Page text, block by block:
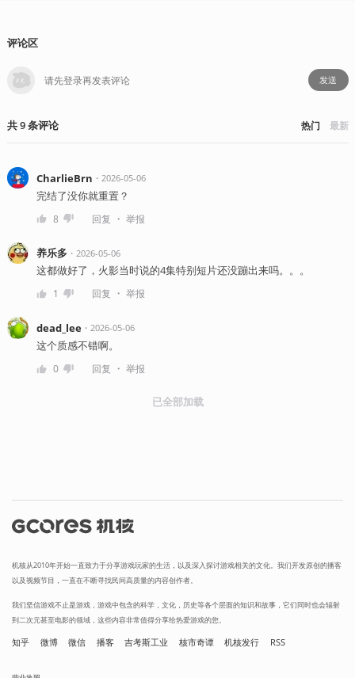
评论区
发送
共9条评论 热门 最新
CharlieBrn ・ 2026-05-06
完结了没你就重置？
8 回复 ・ 举报
养乐多・ 2026-05-06
这都做好了，火影当时说的4集特别短片还没蹦出来吗。。。
1 回复 ・ 举报
dead_lee・ 2026-05-06
这个质感不错啊。
0 回复 ・ 举报
已全部加载
机核从2010年开始一直致力于分享游戏玩家的生活，以及深入探讨游戏相关的文化。我们开发原创的播客
以及视频节目，一直在不断寻找民间高质量的内容创作者。
我们坚信游戏不止是游戏，游戏中包含的科学，文化，历史等各个层面的知识和故事，它们同时也会辐射
到二次元甚至电影的领域，这些内容非常值得分享给热爱游戏的您。
知乎 微博 微信 播客 吉考斯工业 核市奇谭 机核发行 RSS